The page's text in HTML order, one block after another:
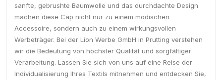
sanfte, gebrushte Baumwolle und das durchdachte Design
machen diese Cap nicht nur zu einem modischen
Accessoire, sondern auch zu einem wirkungsvollen
Werbeträger. Bei der Lion Werbe GmbH in Prutting verstehen
wir die Bedeutung von höchster Qualität und sorgfältiger
Verarbeitung. Lassen Sie sich von uns auf eine Reise der
Individualisierung Ihres Textils mitnehmen und entdecken Sie,